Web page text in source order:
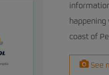
coast of
See